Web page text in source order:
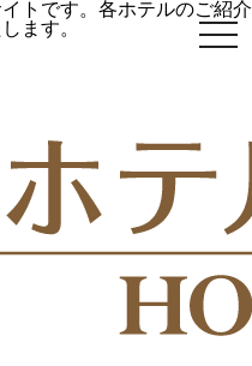
トです。各ホテルのご紹介
ます。